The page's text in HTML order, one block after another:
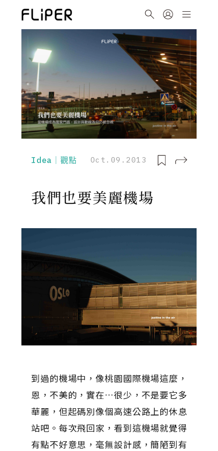
Idea｜觀點 Oct.09.2013
我們也要美麗機場
到過的機場中，像桃園國際機場這麼，
恩，不美的，實在…很少，不是要它多
華麗，但起碼別像個高速公路上的休息
站吧。每次飛回家，看到這機場就覺得
有點不好意思，毫無設計感，簡陋到有